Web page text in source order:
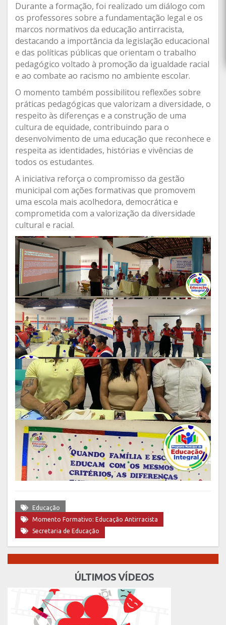
Durante a formação, foi realizado um diálogo com
os professores sobre a fundamentação legal e os
marcos normativos da educação antirracista,
destacando a importância da legislação educacional
e das políticas públicas que orientam o trabalho
pedagógico voltado à promoção da igualdade racial
e ao combate ao racismo no ambiente escolar.
O momento também possibilitou reflexões sobre
práticas pedagógicas que valorizam a diversidade, o
respeito às diferenças e a construção de uma
cultura de equidade, contribuindo para o
desenvolvimento de uma educação que reconhece e
respeita as identidades, histórias e vivências de
todos os estudantes.
A iniciativa reforça o compromisso da gestão
municipal com ações formativas que promovem
uma escola mais acolhedora, democrática e
comprometida com a valorização da diversidade
cultural e racial.
Educação
Momento Formativo: Educação Antirracista
Secretaria de Educação
ÚLTIMOS VÍDEOS